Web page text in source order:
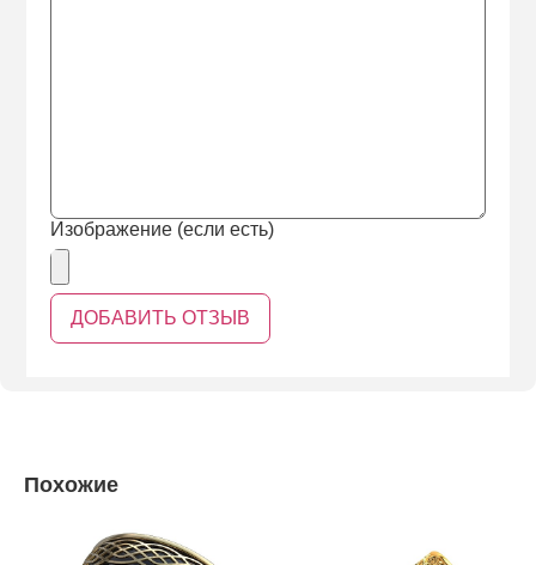
Изображение (если есть)
Похожие